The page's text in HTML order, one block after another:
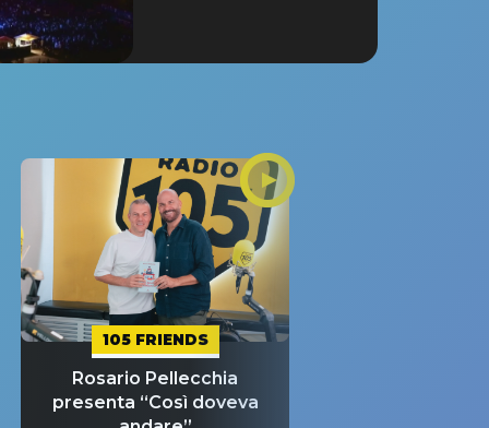
105 FRIENDS
Rosario Pellecchia
presenta “Così doveva